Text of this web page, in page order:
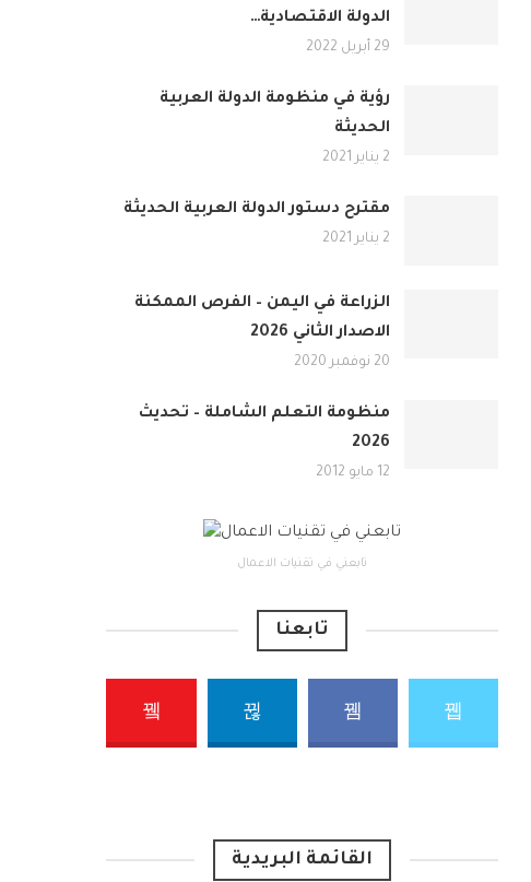
الدولة الاقتصادية…
29 أبريل 2022
رؤية في منظومة الدولة العربية
الحديثة
2 يناير 2021
مقترح دستور الدولة العربية الحديثة
2 يناير 2021
الزراعة في اليمن – الفرص الممكنة
الاصدار الثاني 2026
20 نوفمبر 2020
منظومة التعلم الشاملة – تحديث
2026
12 مايو 2012
تابعني في تقنيات الاعمال
تابعنا
القائمة البريدية